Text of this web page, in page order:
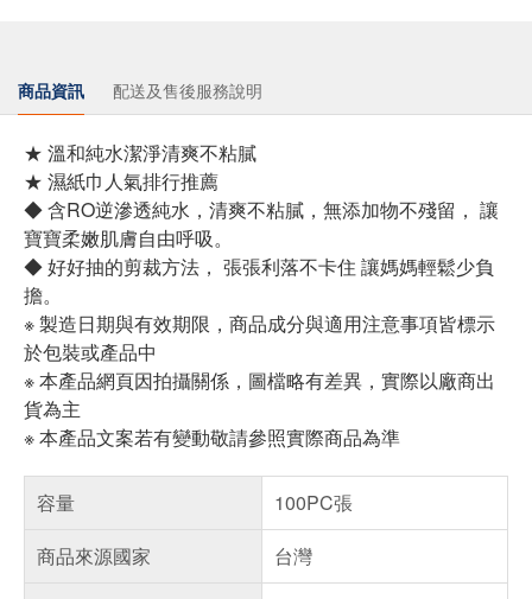
商品資訊 配送及售後服務說明
★ 溫和純水潔淨清爽不粘膩
★ 濕紙巾人氣排行推薦
◆ 含RO逆滲透純水，清爽不粘膩，無添加物不殘留， 讓
寶寶柔嫩肌膚自由呼吸。
◆ 好好抽的剪裁方法， 張張利落不卡住 讓媽媽輕鬆少負
擔。
※ 製造日期與有效期限，商品成分與適用注意事項皆標示
於包裝或產品中
※ 本產品網頁因拍攝關係，圖檔略有差異，實際以廠商出
貨為主
※ 本產品文案若有變動敬請參照實際商品為準
容量
100PC張
商品來源國家
台灣